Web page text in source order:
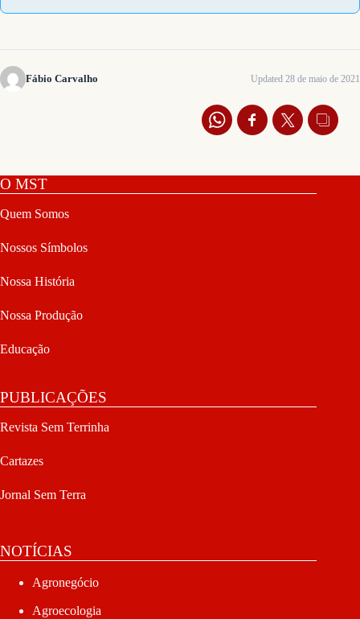
Fábio Carvalho Updated 28 de maio de 2021
O MST
Quem Somos
Nossos Símbolos
Nossa História
Nossa Produção
Educação
PUBLICAÇÕES
Revista Sem Terrinha
Cartazes
Jornal Sem Terra
NOTÍCIAS
Agronegócio
Agroecologia